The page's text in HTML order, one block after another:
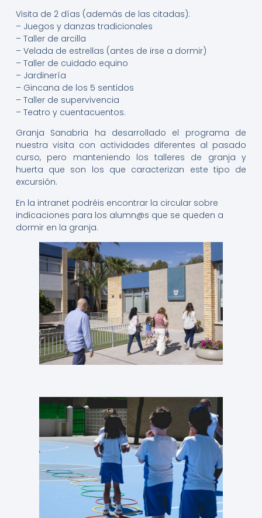
Visita de 2 días (además de las citadas):
– Juegos y danzas tradicionales
– Taller de arcilla
– Velada de estrellas (antes de irse a dormir)
– Taller de cuidado equino
– Jardinería
– Gincana de los 5 sentidos
– Taller de supervivencia
– Teatro y cuentacuentos.
Granja Sanabria ha desarrollado el programa de
nuestra visita con actividades diferentes al pasado
curso, pero manteniendo los talleres de granja y
huerta que son los que caracterizan este tipo de
excursión.
En la intranet podréis encontrar la circular sobre
indicaciones para los alumn@s que se queden a
dormir en la granja.